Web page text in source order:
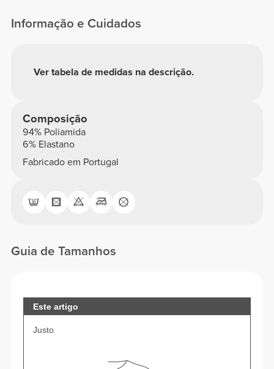
Informação e Cuidados
Ver tabela de medidas na descrição.
Composição
94% Poliamida
6% Elastano
Fabricado em Portugal
Guia de Tamanhos
Este artigo
Justo